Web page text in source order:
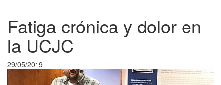
Fatiga crónica y dolor en
la UCJC
29/05/2019